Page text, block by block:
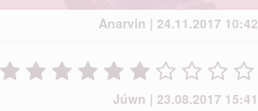
Anarvin | 24.11.2017 10:42
Júwn | 23.08.2017 15:41